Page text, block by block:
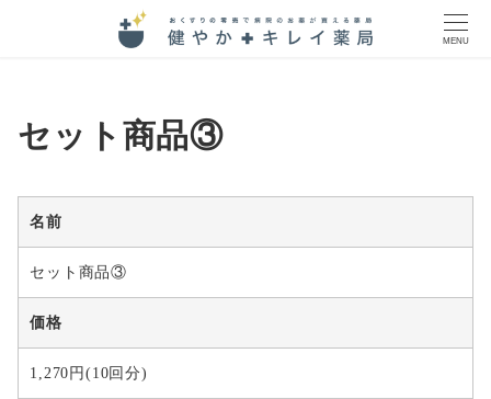
MENU
セット商品③
名前
セット商品③
価格
1,270円(10回分)